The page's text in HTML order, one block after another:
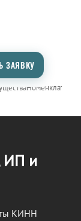
ЗАЯВКУ
КИНН)
Номенклатура
ИП и
КИНН